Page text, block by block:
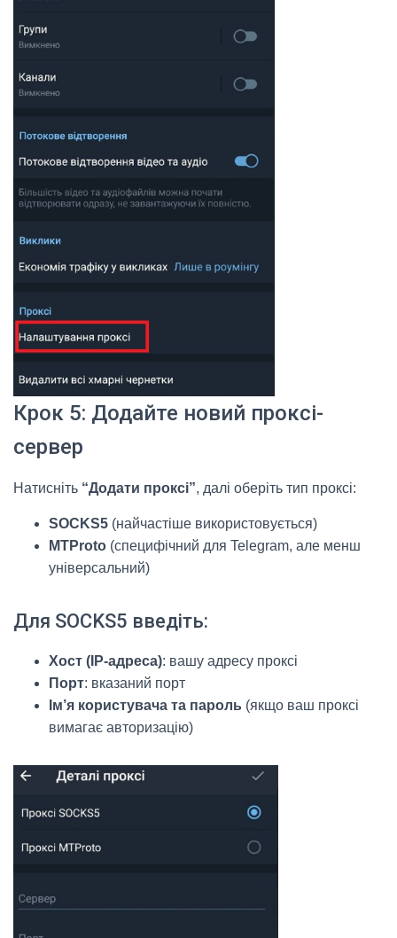
Крок 5: Додайте новий проксі-
сервер
Натисніть “Додати проксі”, далі оберіть тип проксі:
SOCKS5 (найчастіше використовується)
MTProto (специфічний для Telegram, але менш
універсальний)
Для SOCKS5 введіть:
Хост (IP-адреса): вашу адресу проксі
Порт: вказаний порт
Ім’я користувача та пароль (якщо ваш проксі
вимагає авторизацію)